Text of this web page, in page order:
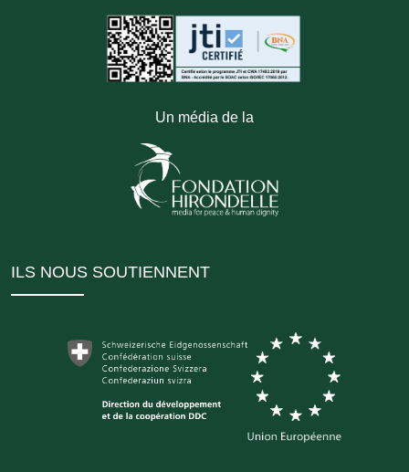
Un média de la
ILS NOUS SOUTIENNENT